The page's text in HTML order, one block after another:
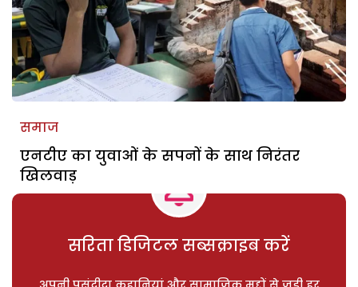
समाज
एनटीए का युवाओं के सपनों के साथ निरंतर
खिलवाड़
सरिता डिजिटल सब्सक्राइब करें